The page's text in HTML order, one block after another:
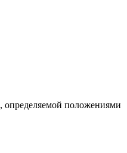
определяемой положениями